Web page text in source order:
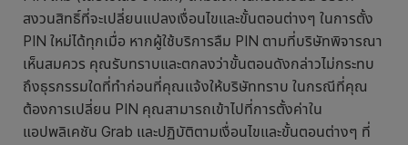
สงวนสิทธิ์ที่จะเปลี่ยนแปลงเงื่อนไขและขั้นตอนต่างๆ ในการตั้ง
PIN ใหม่ได้ทุกเมื่อ หากผู้ใช้บริการลืม PIN ตามที่บริษัทพิจารณา
เห็นสมควร คุณรับทราบและตกลงว่าขั้นตอนดังกล่าวไม่กระทบ
ถึงธุรกรรมใดที่ทำก่อนที่คุณแจ้งให้บริษัททราบ ในกรณีที่คุณ
ต้องการเปลี่ยน PIN คุณสามารถเข้าไปที่การตั้งค่าใน
แอปพลิเคชัน Grab และปฏิบัติตามเงื่อนไขและขั้นตอนต่างๆ ที่